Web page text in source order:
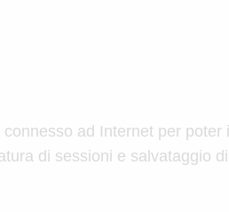
ad Internet per poter
di sessioni e salvataggio